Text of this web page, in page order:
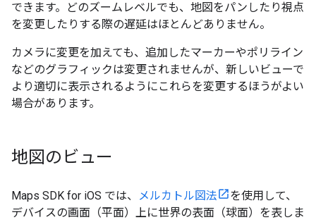
できます。どのズームレベルでも、地図をパンしたり視点
を変更したりする際の遅延はほとんどありません。
カメラに変更を加えても、追加したマーカーやポリライン
などのグラフィックは変更されませんが、新しいビューで
より適切に表示されるようにこれらを変更するほうがよい
場合があります。
地図のビュー
Maps SDK for iOS では、 メルカトル図法
を使用して、
デバイスの画面（平面）上に世界の表面（球面）を表しま